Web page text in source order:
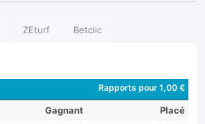
ZEturf Betclic
Rapports pour 1,00 €
Gagnant
Placé